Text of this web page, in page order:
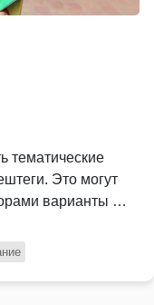
тематические
Это могут
варианты …